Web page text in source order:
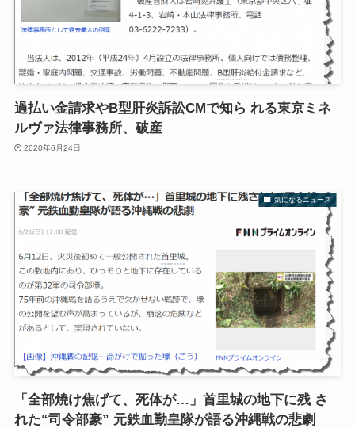
過払い金請求やB型肝炎訴訟CMで知ら れる東京ミネ
ルヴァ法律事務所、破産
2020年6月24日
気になるニュース
「全部焼け焦げて、死体が…」首里城の地下に残 さ
れた“司令部豪” 元鉄血勤皇隊が語る沖縄戦の悲劇